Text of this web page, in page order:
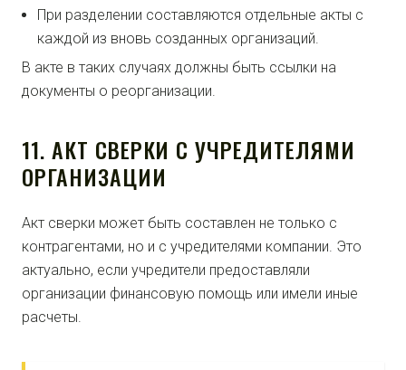
При разделении составляются отдельные акты с
каждой из вновь созданных организаций.
В акте в таких случаях должны быть ссылки на
документы о реорганизации.
11. АКТ СВЕРКИ С УЧРЕДИТЕЛЯМИ
ОРГАНИЗАЦИИ
Акт сверки может быть составлен не только с
контрагентами, но и с учредителями компании. Это
актуально, если учредители предоставляли
организации финансовую помощь или имели иные
расчеты.